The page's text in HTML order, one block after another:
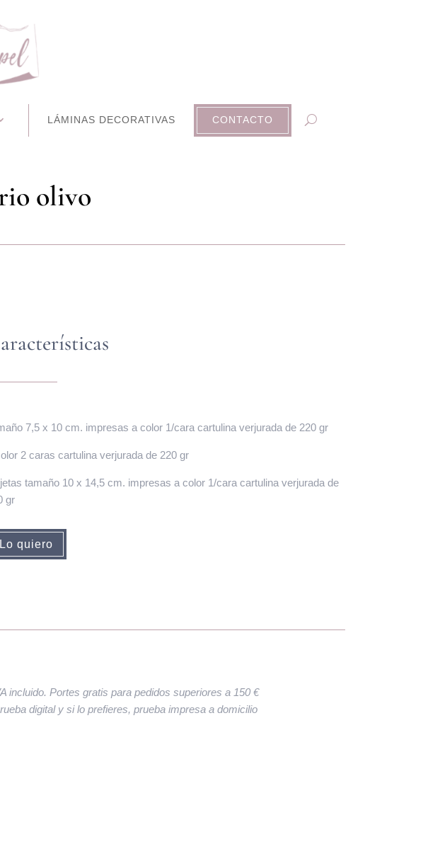
LÁMINAS DECORATIVAS CONTACTO
olivo
7,5 x 10 cm. impresas a color 1/cara cartulina verjurada de 220 gr
2 caras cartulina verjurada de 220 gr
tamaño 10 x 14,5 cm. impresas a color 1/cara cartulina verjurada de
gr
Lo quiero
incluido. Portes gratis para pedidos superiores a 150 €
digital y si lo prefieres, prueba impresa a domicilio